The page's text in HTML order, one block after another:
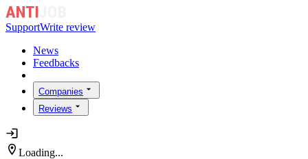
SupportWrite review
News
Feedbacks
Companies
Reviews
Loading...